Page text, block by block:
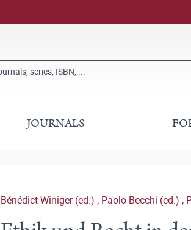
JOURNALS
Bénédict Winiger (ed.) , Paolo Becchi (ed.) ,